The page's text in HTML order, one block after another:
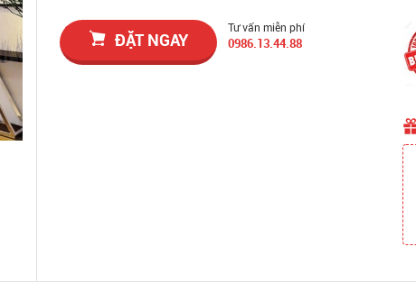
ĐẶT NGAY
Tư vấn miễn phí
0986.13.44.88